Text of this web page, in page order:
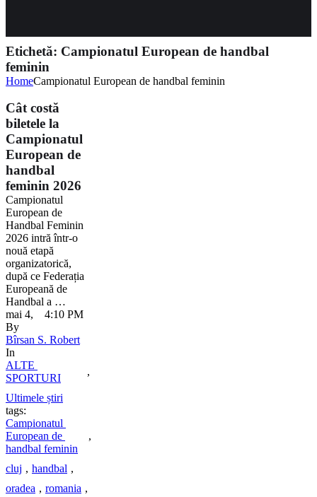
Etichetă: Campionatul European de handbal
feminin
HomeCampionatul European de handbal feminin
Cât costă
biletele la
Campionatul
European de
handbal
feminin 2026
Campionatul
European de
Handbal Feminin
2026 intră într-o
nouă etapă
organizatorică,
după ce Federația
Europeană de
Handbal a …
mai 4,
4:10 PM
By
Bîrsan S. Robert
In
ALTE
SPORTURI
,
Ultimele știri
tags:
Campionatul
European de
handbal feminin
,
cluj , handbal ,
oradea , romania ,